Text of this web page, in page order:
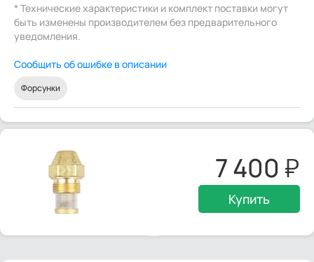
* Технические характеристики и комплект поставки могут
быть изменены производителем без предварительного
уведомления.
Сообщить об ошибке в описании
Форсунки
7 400
Купить